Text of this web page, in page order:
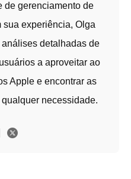
de gerenciamento de
sua experiência, Olga
detalhadas de
a aproveitar ao
Apple e encontrar as
necessidade.